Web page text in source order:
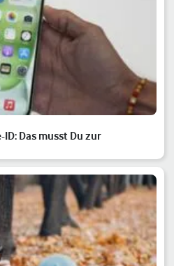
Das musst Du zur